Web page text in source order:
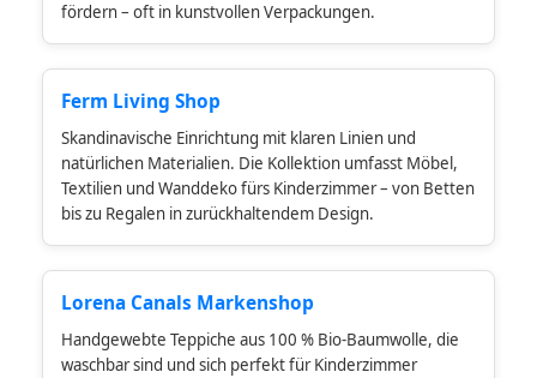
fördern – oft in kunstvollen Verpackungen.
Ferm Living Shop
Skandinavische Einrichtung mit klaren Linien und
natürlichen Materialien. Die Kollektion umfasst Möbel,
Textilien und Wanddeko fürs Kinderzimmer – von Betten
bis zu Regalen in zurückhaltendem Design.
Lorena Canals Markenshop
Handgewebte Teppiche aus 100 % Bio-Baumwolle, die
waschbar sind und sich perfekt für Kinderzimmer